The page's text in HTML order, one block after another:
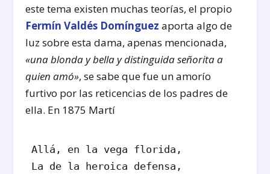
este tema existen muchas teorías, el propio
Fermín Valdés Domínguez aporta algo de
luz sobre esta dama, apenas mencionada,
«una blonda y bella y distinguida señorita a
quien amó», se sabe que fue un amorío
furtivo por las reticencias de los padres de
ella. En 1875 Martí
Allá, en la vega florida,